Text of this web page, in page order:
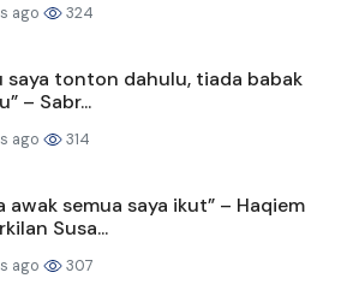
ago 324
saya tonton dahulu, tiada babak
– Sabr...
ago 314
awak semua saya ikut” – Haqiem
Susa...
ago 307